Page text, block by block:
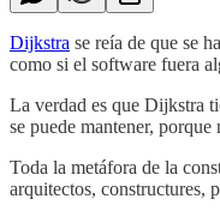
Dijkstra se reía de que se
como si el software fuera
La verdad es que Dijkstra
se puede mantener,
Toda la metáfora de la
arquitectos, constructures,